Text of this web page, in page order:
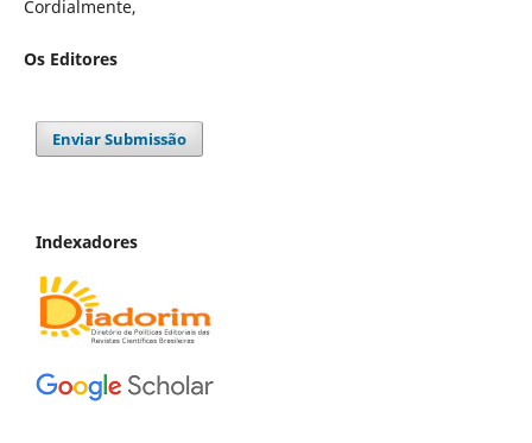
Cordialmente,
Os Editores
Enviar Submissão
Indexadores